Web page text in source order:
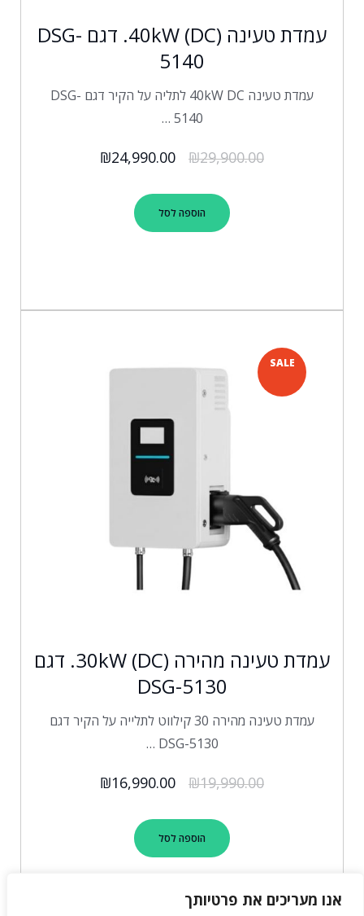
אנו מעריכים את פרטיותך
עמדת טעינה (40kW (DC. דגם DSG-
5140
עמדת טעינה 40kW DC לתליה על הקיר דגם DSG-
5140 …
₪29,900.00
₪24,990.00
הוספה לסל
SALE
עמדת טעינה מהירה (30kW (DC. דגם
DSG-5130
עמדת טעינה מהירה 30 קילווט לתלייה על הקיר דגם
DSG-5130 …
₪19,990.00
₪16,990.00
הוספה לסל